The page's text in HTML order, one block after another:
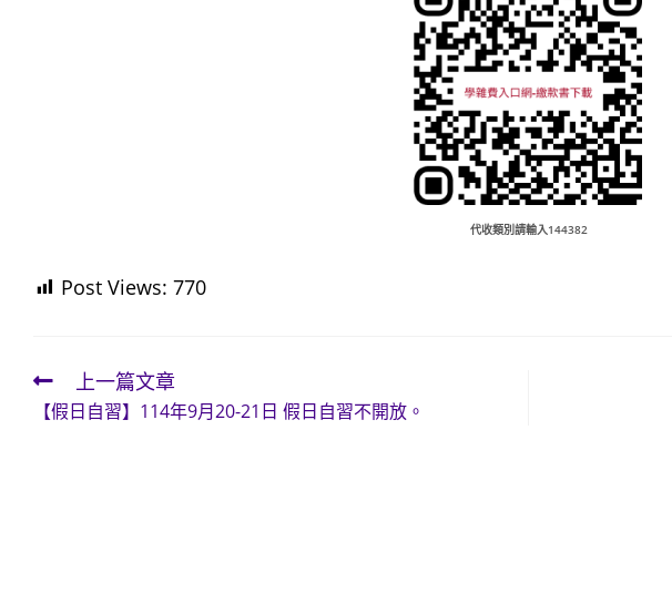
代收類別請輸入144382
Post Views: 770
Read
more
上一篇文章
【假日自習】114年9月20-21日 假日自習不開放。